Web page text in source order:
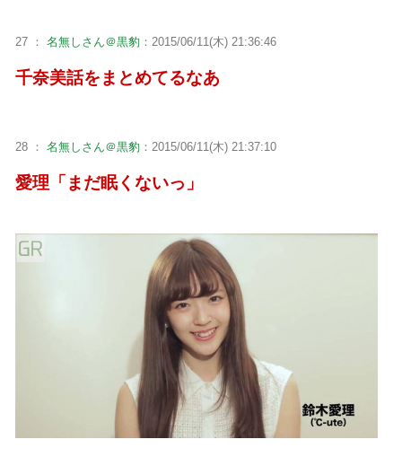
27 ： 名無しさん＠黒豹 ：2015/06/11(木) 21:36:46
千奈美話をまとめてるなあ
28 ： 名無しさん＠黒豹 ：2015/06/11(木) 21:37:10
愛理「まだ眠くないっ」